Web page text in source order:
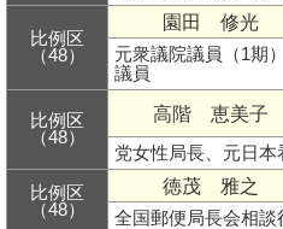
比例区
（48）
園田 修光
元衆議院議員（1期
議員
比例区
（48）
高階 恵美子
党女性局長、元日
比例区
（48）
徳茂 雅之
全国郵便局長会相談